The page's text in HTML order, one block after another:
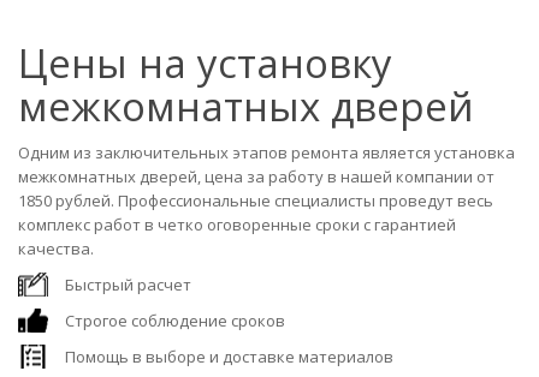
Цены на установку
межкомнатных дверей
Одним из заключительных этапов ремонта является установка
межкомнатных дверей, цена за работу в нашей компании от
1850 рублей. Профессиональные специалисты проведут весь
комплекс работ в четко оговоренные сроки с гарантией
качества.
Быстрый расчет
Строгое соблюдение сроков
Помощь в выборе и доставке материалов